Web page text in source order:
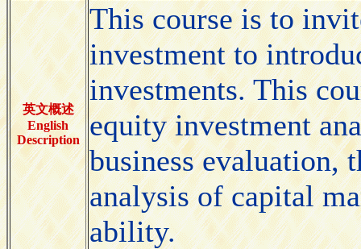
英文概述
English
Description
This course is to
investment to
investments. This
equity investment
business evaluation,
analysis of capital
ability.